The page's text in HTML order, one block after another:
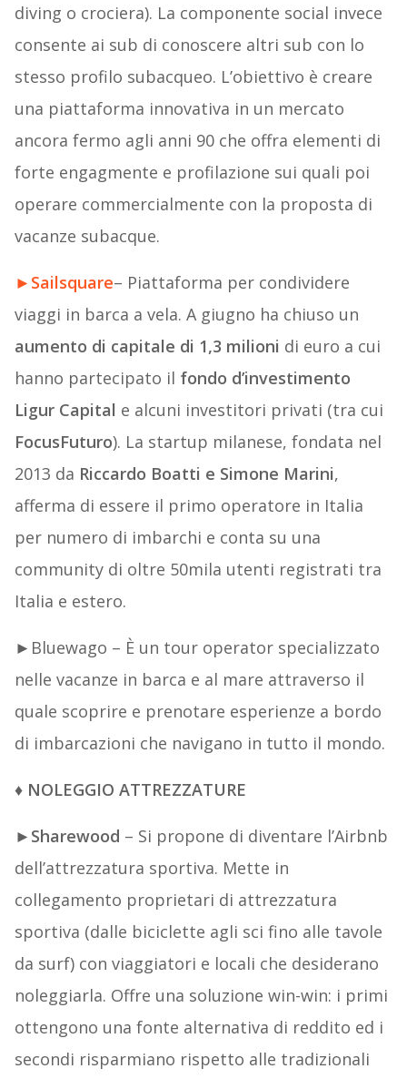
diving o crociera). La componente social invece
consente ai sub di conoscere altri sub con lo
stesso profilo subacqueo. L’obiettivo è creare
una piattaforma innovativa in un mercato
ancora fermo agli anni 90 che offra elementi di
forte engagmente e profilazione sui quali poi
operare commercialmente con la proposta di
vacanze subacque.
► Sailsquare– Piattaforma per condividere
viaggi in barca a vela. A giugno ha chiuso un
aumento di capitale di 1,3 milioni di euro a cui
hanno partecipato il fondo d’investimento
Ligur Capital e alcuni investitori privati (tra cui
FocusFuturo). La startup milanese, fondata nel
2013 da Riccardo Boatti e Simone Marini,
afferma di essere il primo operatore in Italia
per numero di imbarchi e conta su una
community di oltre 50mila utenti registrati tra
Italia e estero.
►Bluewago – È un tour operator specializzato
nelle vacanze in barca e al mare attraverso il
quale scoprire e prenotare esperienze a bordo
di imbarcazioni che navigano in tutto il mondo.
♦ NOLEGGIO ATTREZZATURE
► Sharewood – Si propone di diventare l’Airbnb
dell’attrezzatura sportiva. Mette in
collegamento proprietari di attrezzatura
sportiva (dalle biciclette agli sci fino alle tavole
da surf) con viaggiatori e locali che desiderano
noleggiarla. Offre una soluzione win-win: i primi
ottengono una fonte alternativa di reddito ed i
secondi risparmiano rispetto alle tradizionali